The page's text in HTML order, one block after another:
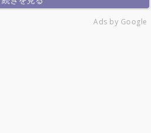
Ads by Google